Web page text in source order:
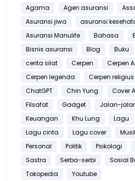
Agama Agen asuransi
Asuransi jiwa
asuransi
Asuransi Manulife
Bahasa
Bisnis asuransi
Blog Buku
cerita silat
Cerpen
Cerpen
Cerpen legenda
Cerpen religius
ChatGPT
Chin Yung Cover
Filsafat
Gadget Jalan-
Keuangan
Khu Lung Lagu
Lagu cinta
Lagu cover
Personal
Politik Psikologi
Sastra
Serba-serbi
Sosial
Tokopedia
Youtube